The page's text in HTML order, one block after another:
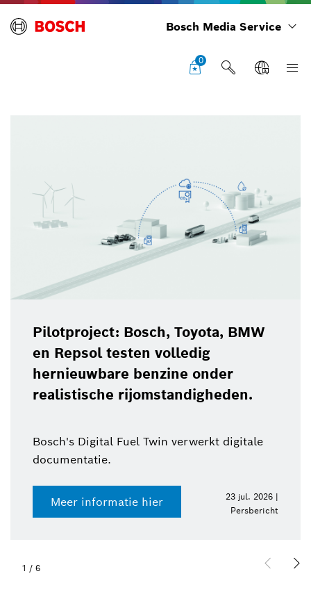
Bosch Media Service
0
Pilotproject: Bosch, Toyota, BMW
en Repsol testen volledig
hernieuwbare benzine onder
realistische rijomstandigheden.
Bosch's Digital Fuel Twin verwerkt digitale
documentatie.
Meer informatie hier
23 jul. 2026 |
Persbericht
1 / 6